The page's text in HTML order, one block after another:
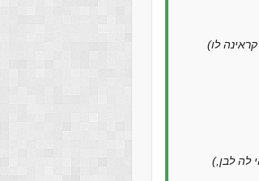
(על: שמות ומספרים, וימת יוסף, ויקם מלך חדש, וימררו את חייהם, גזירות פרעה, קראינה לו
(על: שמות ה’, הבה נתחכמה, ותתצב אחותו, האלך וקראתי לך אישה מינקת…. ויהי לה לבן,